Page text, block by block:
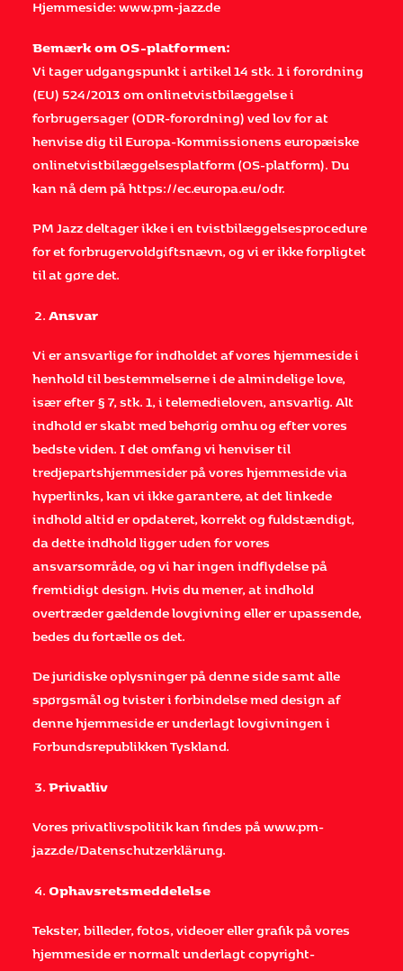
Hjemmeside: www.pm-jazz.de
Bemærk om OS-platformen:
Vi tager udgangspunkt i artikel 14 stk. 1 i forordning
(EU) 524/2013 om onlinetvistbilæggelse i
forbrugersager (ODR-forordning) ved lov for at
henvise dig til Europa-Kommissionens europæiske
onlinetvistbilæggelsesplatform (OS-platform). Du
kan nå dem påhttps://ec.europa.eu/odr.
PM Jazz deltager ikke i en tvistbilæggelsesprocedure
for et forbrugervoldgiftsnævn, og vi er ikke forpligtet
til at gøre det.
Ansvar
Vi er ansvarlige for indholdet af vores hjemmeside i
henhold til bestemmelserne i de almindelige love,
især efter § 7, stk. 1, i telemedieloven, ansvarlig. Alt
indhold er skabt med behørig omhu og efter vores
bedste viden. I det omfang vi henviser til
tredjepartshjemmesider på vores hjemmeside via
hyperlinks, kan vi ikke garantere, at det linkede
indhold altid er opdateret, korrekt og fuldstændigt,
da dette indhold ligger uden for vores
ansvarsområde, og vi har ingen indflydelse på
fremtidigt design. Hvis du mener, at indhold
overtræder gældende lovgivning eller er upassende,
bedes du fortælle os det.
De juridiske oplysninger på denne side samt alle
spørgsmål og tvister i forbindelse med design af
denne hjemmeside er underlagt lovgivningen i
Forbundsrepublikken Tyskland.
Privatliv
Vores privatlivspolitik kan findes påwww.pm-
jazz.de/Datenschutzerklärung.
Ophavsretsmeddelelse
Tekster, billeder, fotos, videoer eller grafik på vores
hjemmeside er normalt underlagt copyright-